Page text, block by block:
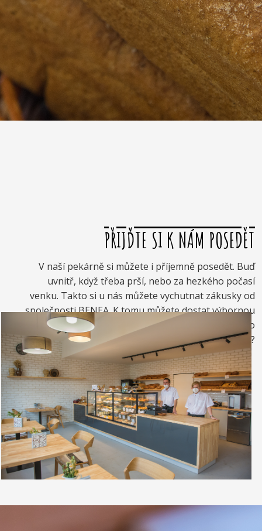
PŘIJĎTE SI K NÁM POSEDĚT
V naší pekárně si můžete i příjemně posedět. Buď
uvnitř, když třeba prší, nebo za hezkého počasí
venku. Takto si u nás můžete vychutnat zákusky od
společnosti BENEA. K tomu můžete dostat výbornou
kávou. Nebo si raději dáte zrmzlinový pohár nebo
vynikající točenou zmrzlinu?